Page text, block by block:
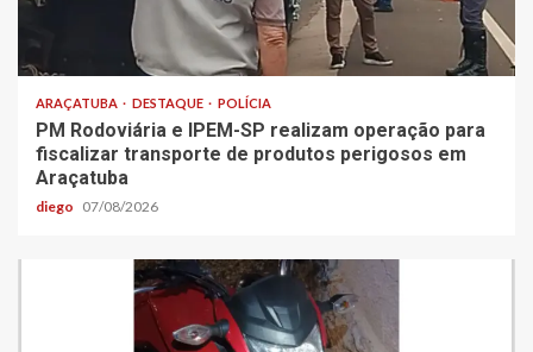
ARAÇATUBA DESTAQUE POLÍCIA
PM Rodoviária e IPEM-SP realizam operação para
fiscalizar transporte de produtos perigosos em
Araçatuba
diego 07/08/2026